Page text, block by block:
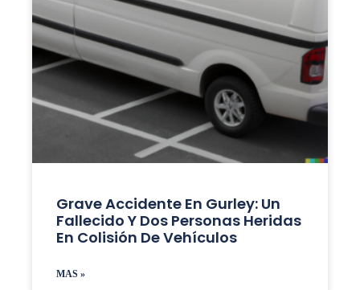
Grave Accidente En Gurley: Un
Fallecido Y Dos Personas Heridas
En Colisión De Vehículos
MAS »